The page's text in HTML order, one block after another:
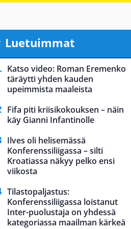
Luetuimmat
Katso video: Roman Eremenko
täräytti yhden kauden
upeimmista maaleista
Fifa piti kriisikokouksen – näin
käy Gianni Infantinolle
Ilves oli helisemässä
Konferenssiliigassa – silti
Kroatiassa näkyy pelko ensi
viikosta
Tilastopaljastus:
Konferenssiliigassa loistanut
Inter-puolustaja on yhdessä
kategoriassa maailman kärkeä